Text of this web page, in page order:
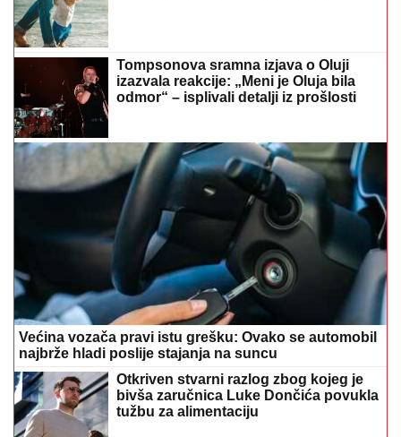
Tompsonova sramna izjava o Oluji
izazvala reakcije: „Meni je Oluja bila
odmor“ – isplivali detalji iz prošlosti
Većina vozača pravi istu grešku: Ovako se automobil
najbrže hladi poslije stajanja na suncu
Otkriven stvarni razlog zbog kojeg je
bivša zaručnica Luke Dončića povukla
tužbu za alimentaciju